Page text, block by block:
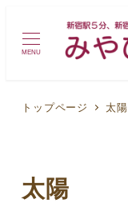
MENU
トップページ 太陽
太陽